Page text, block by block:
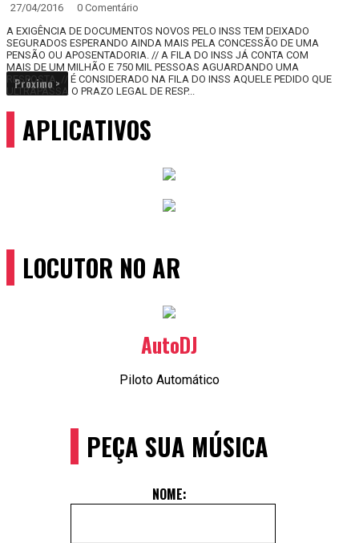
27/04/2016
0 Comentário
A EXIGÊNCIA DE DOCUMENTOS NOVOS PELO INSS TEM DEIXADO
SEGURADOS ESPERANDO AINDA MAIS PELA CONCESSÃO DE UMA
PENSÃO OU APOSENTADORIA. // A FILA DO INSS JÁ CONTA COM
MAIS DE UM MILHÃO E 750 MIL PESSOAS AGUARDANDO UMA
RESPOSTA. // É CONSIDERADO NA FILA DO INSS AQUELE PEDIDO QUE
ULTRAPASSA O PRAZO LEGAL DE RESP...
Próximo >
APLICATIVOS
LOCUTOR NO AR
AutoDJ
Piloto Automático
PEÇA SUA MÚSICA
NOME: